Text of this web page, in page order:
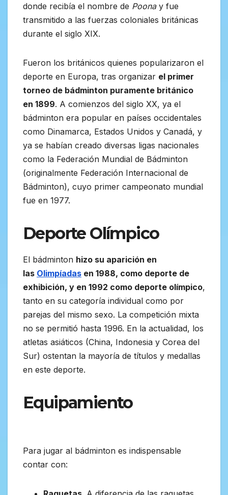
donde recibía el nombre de Poonay fue
transmitido a las fuerzas coloniales británicas
durante el siglo XIX.
Fueron los británicos quienes popularizaron el
deporte en Europa, tras organizar el primer
torneo de bádminton puramente británico
en 1899. A comienzos del siglo XX, ya el
bádminton era popular en países occidentales
como Dinamarca, Estados Unidos y Canadá, y
ya se habían creado diversas ligas nacionales
como la Federación Mundial de Bádminton
(originalmente Federación Internacional de
Bádminton), cuyo primer campeonato mundial
fue en 1977.
Deporte Olímpico
El bádminton hizo su aparición en
las Olimpíadas en 1988, como deporte de
exhibición, y en 1992 como deporte olímpico,
tanto en su categoría individual como por
parejas del mismo sexo. La competición mixta
no se permitió hasta 1996. En la actualidad, los
atletas asiáticos (China, Indonesia y Corea del
Sur) ostentan la mayoría de títulos y medallas
en este deporte.
Equipamiento
Para jugar al bádminton es indispensable
contar con: